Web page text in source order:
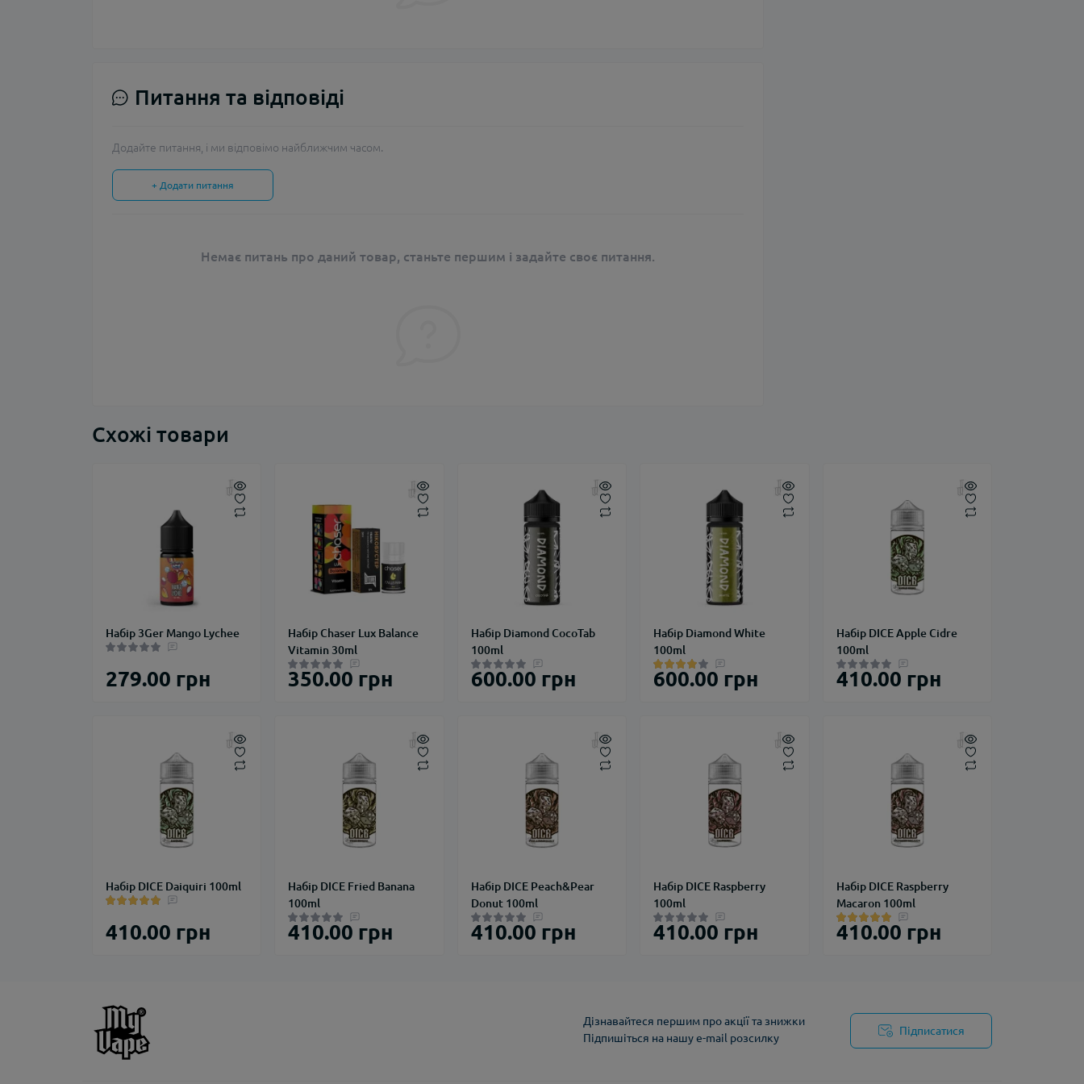
Питання та відповіді
Додайте питання, і ми відповімо найближчим часом.
+ Додати питання
Немає питань про даний товар, станьте першим і задайте своє питання.
Схожі товари
Набір 3Ger Mango Lychee
279.00 грн
Набір Chaser Lux Balance
Vitamin 30ml
350.00 грн
Набір Diamond CocoTab
100ml
600.00 грн
Набір Diamond White
100ml
600.00 грн
Набір DICE Apple Cidre
100ml
410.00 грн
Набір DICE Daiquiri 100ml
410.00 грн
Набір DICE Fried Banana
100ml
410.00 грн
Набір DICE Peach&Pear
Donut 100ml
410.00 грн
Набір DICE Raspberry
100ml
410.00 грн
Набір DICE Raspberry
Macaron 100ml
410.00 грн
Дізнавайтеся першим про акції та знижки
Підпишіться на нашу e-mail розсилку
Підписатися